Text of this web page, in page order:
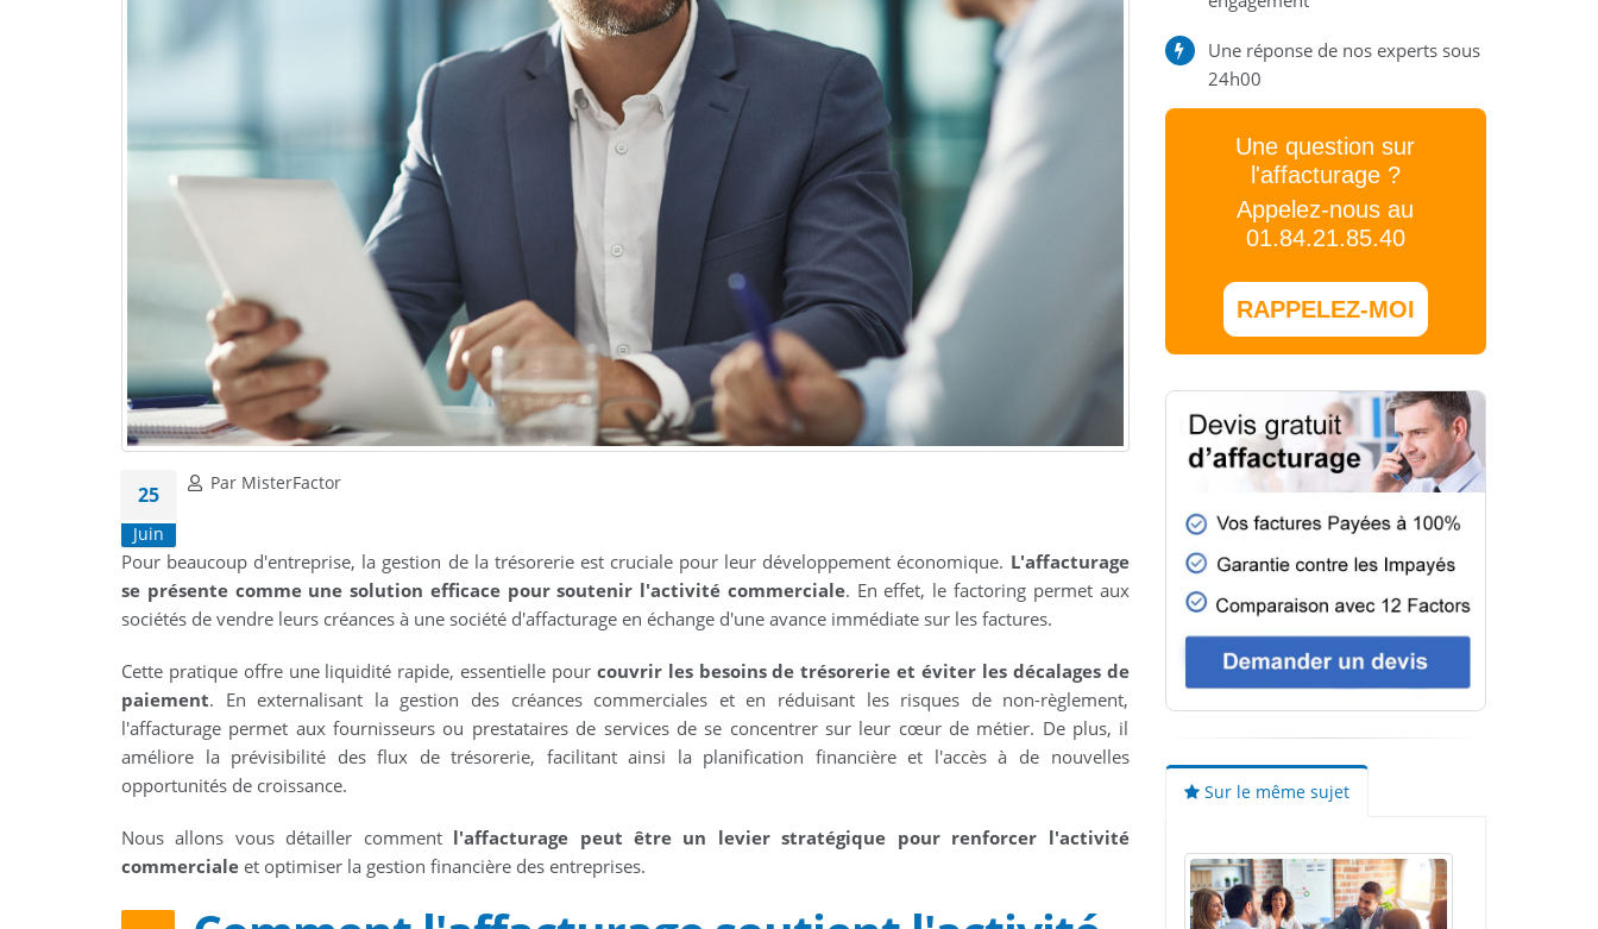
25
Juin
Par MisterFactor
Pour beaucoup d'entreprise, la gestion de la trésorerie est cruciale pour leur développement économique. L'affacturage
se présente comme une solution efficace pour soutenir l'activité commerciale. En effet, le factoring permet aux
sociétés de vendre leurs créances à une société d'affacturage en échange d'une avance immédiate sur les factures.
Cette pratique offre une liquidité rapide, essentielle pour couvrir les besoins de trésorerie et éviter les décalages de
paiement. En externalisant la gestion des créances commerciales et en réduisant les risques de non-règlement,
l'affacturage permet aux fournisseurs ou prestataires de services de se concentrer sur leur cœur de métier. De plus, il
améliore la prévisibilité des flux de trésorerie, facilitant ainsi la planification financière et l'accès à de nouvelles
opportunités de croissance.
Nous allons vous détailler comment l'affacturage peut être un levier stratégique pour renforcer l'activité
commerciale et optimiser la gestion financière des entreprises.
Une réponse de nos experts sous
24h00
Une question sur
l'affacturage ?
Appelez-nous au
01.84.21.85.40
RAPPELEZ-MOI
Sur le même sujet